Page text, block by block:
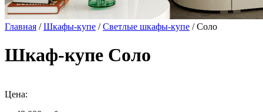
Главная /Шкафы-купе /Светлые шкафы-купе / Соло
Шкаф-купе Соло
Цена: